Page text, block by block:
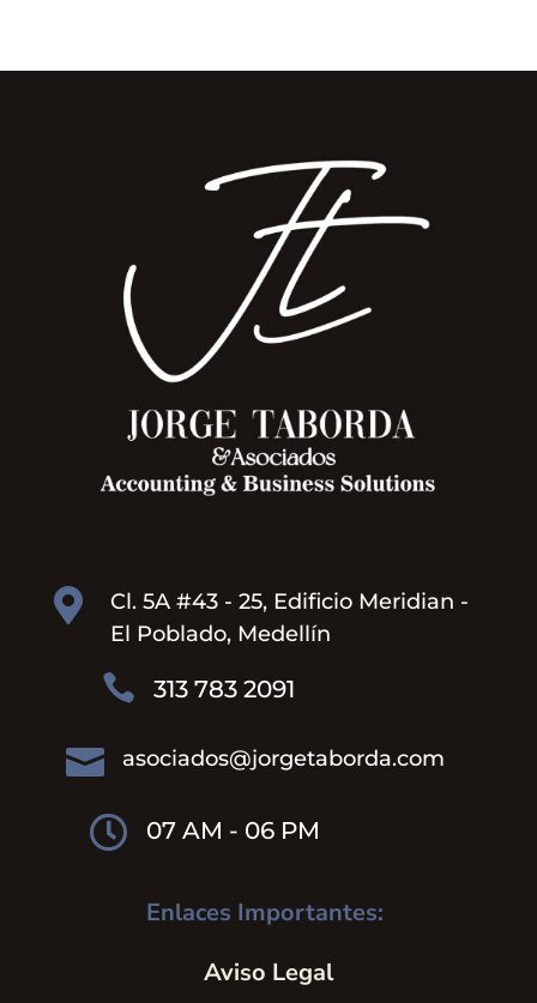

Cl. 5A #43 - 25, Edificio Meridian -
El Poblado, Medellín
 313 783 2091
 asociados@jorgetaborda.com
 07 AM - 06 PM
Enlaces Importantes:
Aviso Legal